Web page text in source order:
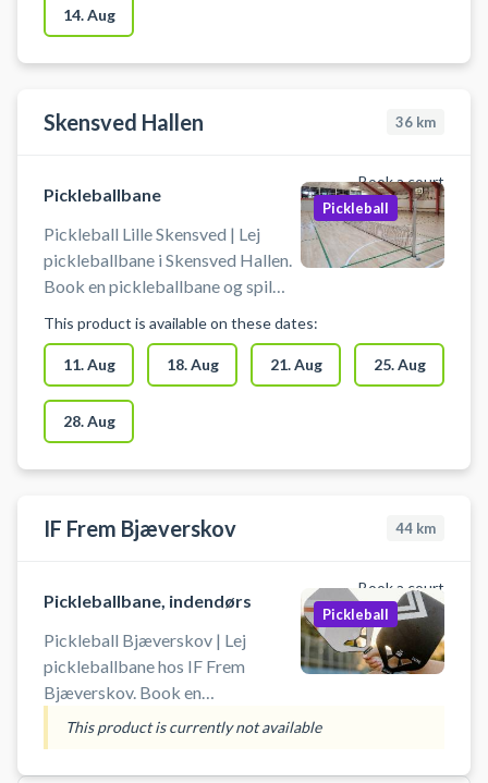
14. Aug
Skensved Hallen 36 km
Book a court
Pickleballbane
Pickleball Lille Skensved | Lej
pickleballbane i Skensved Hallen.
Book en pickleballbane og spil
mange pickleballbaner i
Skensvedhallen beliggende på
Højelsevej 1B, 4632 Lille
Skensved.
Pickleball
This product is available on these dates:
11. Aug 18. Aug 21. Aug 25. Aug
28. Aug
IF Frem Bjæverskov 44 km
Book a court
Pickleballbane, indendørs
Pickleball Bjæverskov | Lej
pickleballbane hos IF Frem
Bjæverskov. Book en
pickleballbane og spil pickleball i
Bjæverskov på en af de mange
indendørs pickleballbaner i
Pickleball
This product is currently not available